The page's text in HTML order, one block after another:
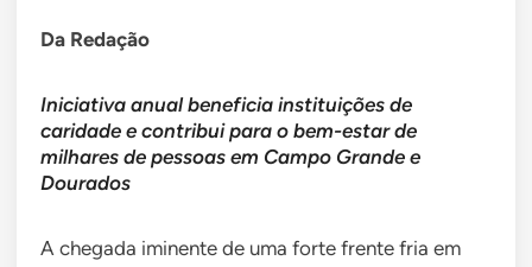
Da Redação
Iniciativa anual beneficia instituições de
caridade e contribui para o bem-estar de
milhares de pessoas em Campo Grande e
Dourados
A chegada iminente de uma forte frente fria em